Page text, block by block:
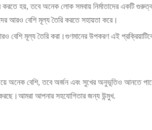
হয়, তবে অনেক লোক সমবায় নির্মাতাদের একটি
আরও বেশি মূল্য তৈরি করতে সহায়তা করে।
বেশি মূল্য তৈরি করা।গুণমানের উপকরণ এই
অনেক বেশি, তবে অর্জন এবং সুখের অনুভূতিও আনতে
করছে।আমরা আপনার সহযোগিতার জন্য উন্মুখ.